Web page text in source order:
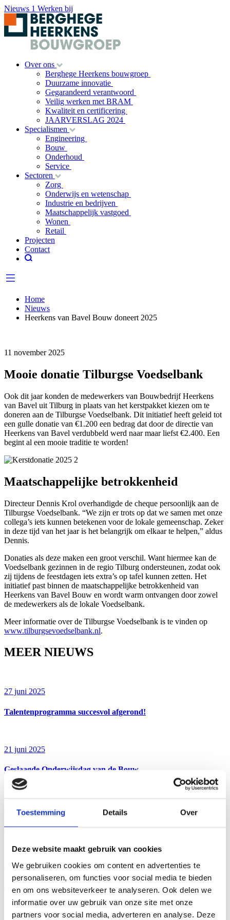
Toestemming Details Over
Deze website maakt gebruik van cookies
We gebruiken cookies om content en advertenties te
personaliseren, om functies voor social media te bieden
en om ons websiteverkeer te analyseren. Ook delen we
informatie over uw gebruik van onze site met onze
partners voor social media, adverteren en analyse. Deze
Nieuws 1 Werken bij
Over ons
Berghege Heerkens bouwgroep
Duurzame innovatie
Gegarandeerd verantwoord
Veilig werken met BRAM
Kwaliteit en certificering
JAARVERSLAG 2024
Specialismen
Engineering
Bouw
Onderhoud
Service
Sectoren
Zorg
Onderwijs en wetenschap
Industrie en bedrijven
Maatschappelijk vastgoed
Wonen
Retail
Projecten
Contact
Home
Nieuws
Heerkens van Bavel Bouw doneert 2025
11 november 2025
Mooie donatie Tilburgse Voedselbank
Ook dit jaar konden de medewerkers van Bouwbedrijf Heerkens
van Bavel uit Tilburg in plaats van het kerstpakket kiezen om te
doneren aan de Tilburgse Voedselbank. Dit initiatief heeft geleid tot
een gulle donatie van €1.200 een bedrag dat door de directie van
Heerkens van Bavel verdubbeld werd naar maar liefst €2.400. Een
begint al een mooie traditie te worden!
Maatschappelijke betrokkenheid
Directeur Dennis Krol overhandigde de cheque persoonlijk aan de
Tilburgse Voedselbank. “We zijn er trots op dat we samen met onze
collega’s iets kunnen betekenen voor de lokale gemeenschap. Zeker
in deze tijd van het jaar is het belangrijk om elkaar te helpen,” aldus
Dennis.
Donaties als deze maken een groot verschil. Want hiermee kan de
Voedselbank gezinnen in de regio Tilburg ondersteunen, zodat ook
zij tijdens de feestdagen iets extra’s op tafel kunnen zetten. Het
initiatief past binnen de maatschappelijke betrokkenheid van
Heerkens van Bavel Bouw en wordt warm ontvangen door zowel
de medewerkers als de lokale Voedselbank.
Meer informatie over de Tilburgse Voedselbank is te vinden op
www.tilburgsevoedselbank.nl.
MEER NIEUWS
27 juni 2025
Talentenprogramma succesvol afgerond!
21 juni 2025
Geslaagde Onderwijsdag van de Bouw
27 mei 2025
Bouwhub Midden Brabant pakt door
11 april 2025
Veiligheidsdagen bij Bouwmensen Tilburg
Een ijzersterke krachtenbundeling